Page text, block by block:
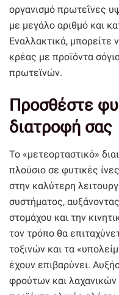
οργανισμό πρωτεΐνες
με μεγάλο αριθμό και
Εναλλακτικά, μπορείτε
κρέας με προϊόντα
πρωτεϊνών.
Προσθέστε
διατροφή σας
Το «μετεορταστικό»
πλούσιο σε φυτικές
στην καλύτερη
συστήματος,
στομάχου και την
τον τρόπο θα
τοξινών και τα
έχουν επιβαρύνει.
φρούτων και λαχανικών